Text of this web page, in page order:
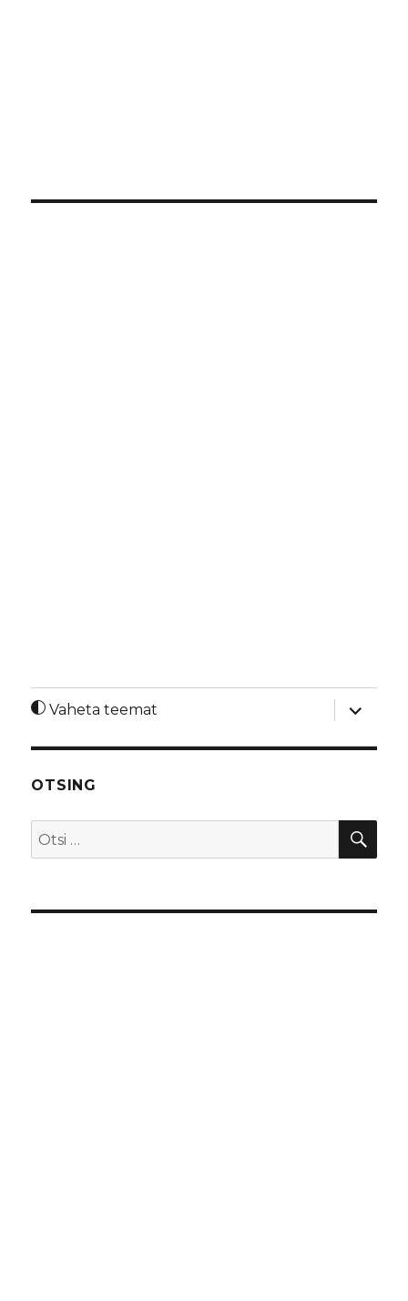
Vaheta teemat
laienda
OTSING
Otsi: